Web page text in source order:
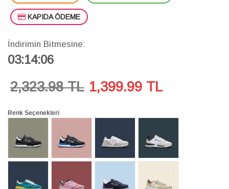
KAPIDA ÖDEME
İndirimin Bitmesine:
03:14:05
2,323.98 TL 1,399.99 TL
Renk Seçenekleri